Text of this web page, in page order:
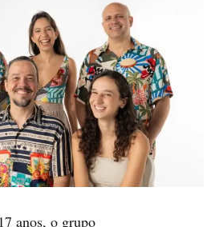
anos, o grupo